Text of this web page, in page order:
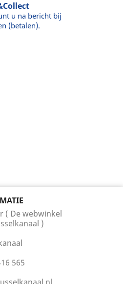
u na bericht bij
(betalen).
( De webwinkel
)
565